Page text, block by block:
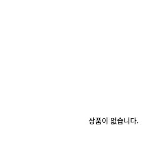
상품이 없습니다.